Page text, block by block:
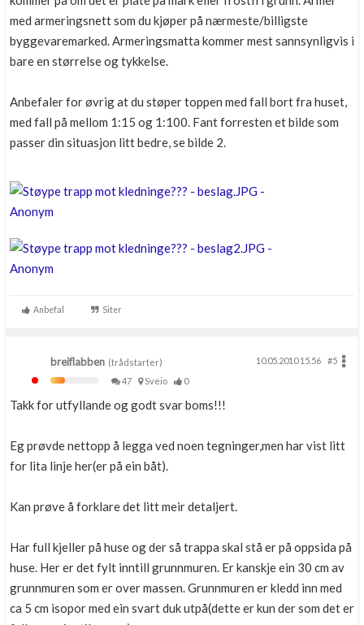
med armeringsnett som du kjøper på nærmeste/billigste
byggevaremarked. Armeringsmatta kommer mest sannsynligvis i
bare en størrelse og tykkelse.
Anbefaler for øvrig at du støper toppen med fall bort fra huset,
med fall på mellom 1:15 og 1:100. Fant forresten et bilde som
passer din situasjon litt bedre, se bilde 2.
Anbefal Siter
breiflabben (trådstarter) 10.05.2010 15.56
#5
47
Sveio 0
Takk for utfyllande og godt svar boms!!!
Eg prøvde nettopp å legga ved noen tegninger,men har vist litt
for lita linje her(er på ein båt).
Kan prøve å forklare det litt meir detaljert.
Har full kjeller på huse og der så trappa skal stå er på oppsida på
huse. Her er det fylt inntill grunnmuren. Er kanskje ein 30 cm av
grunnmuren som er over massen. Grunnmuren er kledd inn med
ca 5 cm isopor med ein svart duk utpå(dette er kun der som det er